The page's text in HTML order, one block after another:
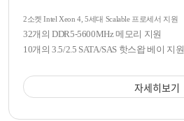
2소켓 Intel Xeon 4, 5세대 Scalable 프로세서 지원
32개의 DDR5-5600MHz 메모리 지원
10개의 3.5/2.5 SATA/SAS 핫스왑 베이 지원
자세히보기